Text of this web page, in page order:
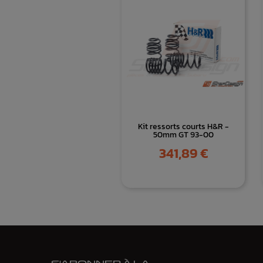
Kit ressorts courts H&R -
50mm GT 93-00
Prix
341,89 €